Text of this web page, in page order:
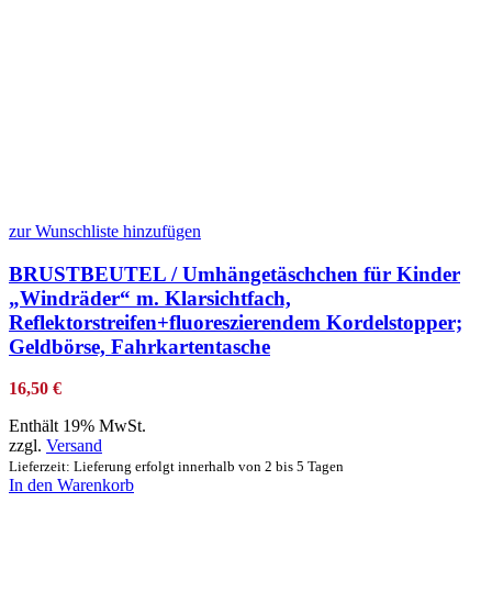
zur Wunschliste hinzufügen
BRUSTBEUTEL / Umhängetäschchen für Kinder
„Windräder“ m. Klarsichtfach,
Reflektorstreifen+fluoreszierendem Kordelstopper;
Geldbörse, Fahrkartentasche
16,50 €
Enthält 19% MwSt.
zzgl. Versand
Lieferzeit: Lieferung erfolgt innerhalb von 2 bis 5 Tagen
In den Warenkorb